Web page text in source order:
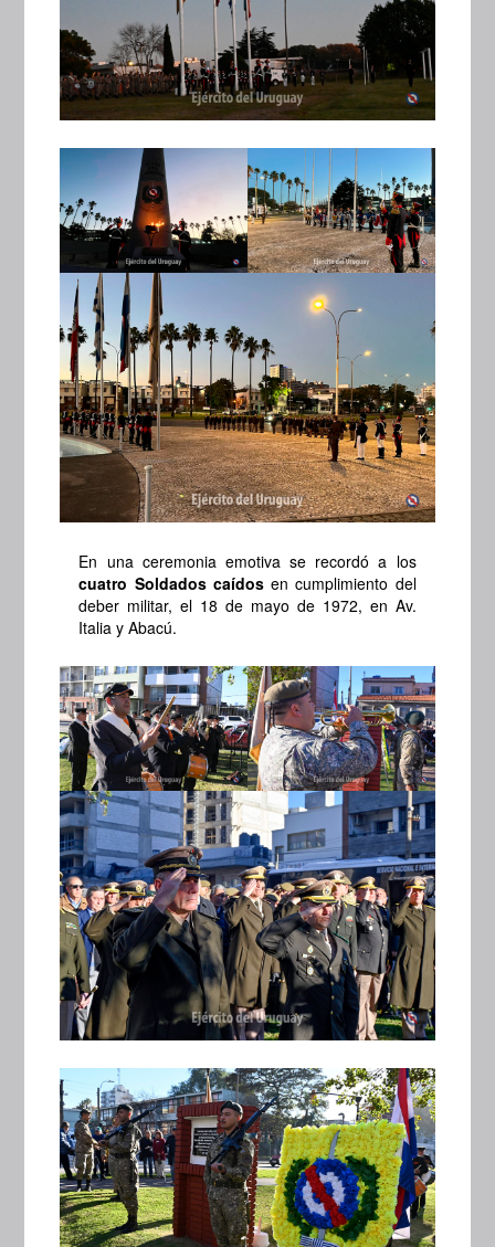
En una ceremonia emotiva se recordó a los
cuatro Soldados caídosen cumplimiento del
deber militar, el 18 de mayo de 1972, en Av.
Italia y Abacú.